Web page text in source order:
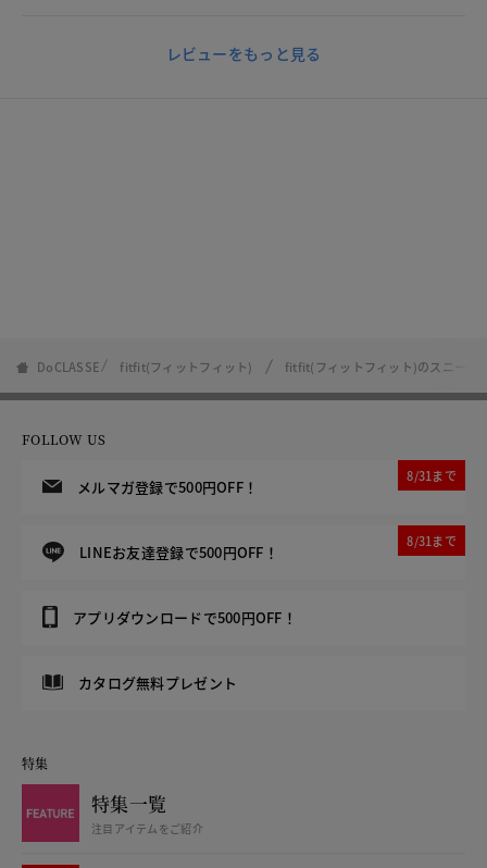
レビューをもっと見る
DoCLASSE fitfit(フィットフィット) fitfit(フィットフィット)のスニーカ
FOLLOW US
メルマガ登録で500円OFF！
8/31まで
LINEお友達登録で500円OFF！
8/31まで
アプリダウンロードで500円OFF！
カタログ無料プレゼント
特集
特集一覧
注目アイテムをご紹介